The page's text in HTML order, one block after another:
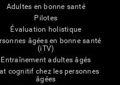
Adultes en bonne santé
Pilotes
Évaluation holistique
âgées en bonne santé
(iTV)
Entraînement adultes âgés
cognitif chez les personnes
âgées